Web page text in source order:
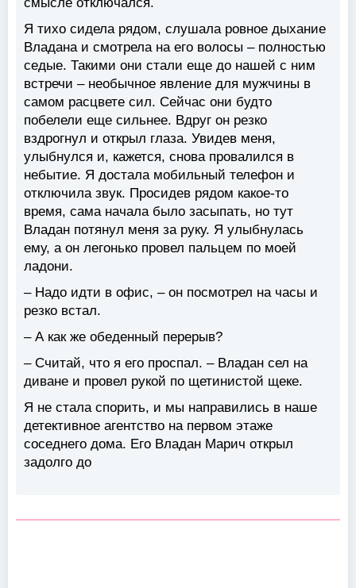
Я тихо сидела рядом, слушала ровное дыхание
Владана и смотрела на его волосы – полностью
седые. Такими они стали еще до нашей с ним
встречи – необычное явление для мужчины в
самом расцвете сил. Сейчас они будто
побелели еще сильнее. Вдруг он резко
вздрогнул и открыл глаза. Увидев меня,
улыбнулся и, кажется, снова провалился в
небытие. Я достала мобильный телефон и
отключила звук. Просидев рядом какое-то
время, сама начала было засыпать, но тут
Владан потянул меня за руку. Я улыбнулась
ему, а он легонько провел пальцем по моей
ладони.
– Надо идти в офис, – он посмотрел на часы и
резко встал.
– А как же обеденный перерыв?
– Считай, что я его проспал. – Владан сел на
диване и провел рукой по щетинистой щеке.
Я не стала спорить, и мы направились в наше
детективное агентство на первом этаже
соседнего дома. Его Владан Марич открыл
задолго до